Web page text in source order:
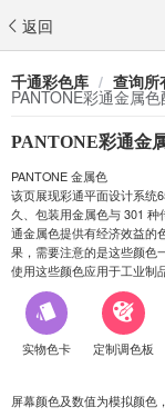
返回
千通彩色库 / 查询所
PANTONE彩通金属
PANTONE彩通金
PANTONE 金属色
该页展现彩通平面设计系统
久、包装用金属色与 301
通金属色提供有经济效益的
果，需要注意的是这些颜色
使用这些颜色应用于工业制
实物色卡 定制调色板
屏幕颜色及数值为模拟颜色